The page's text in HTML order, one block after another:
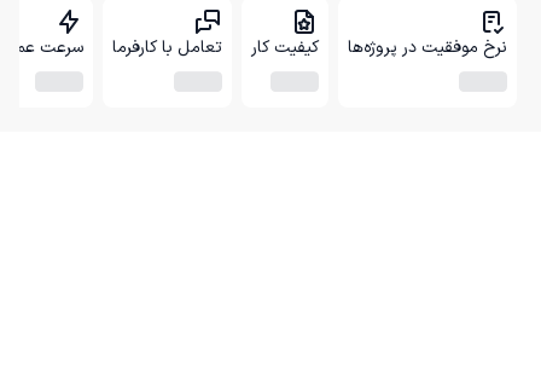
نرخ موفقیت در پروژه‌ها کیفیت کار تعامل با کارفرما سرعت عمل